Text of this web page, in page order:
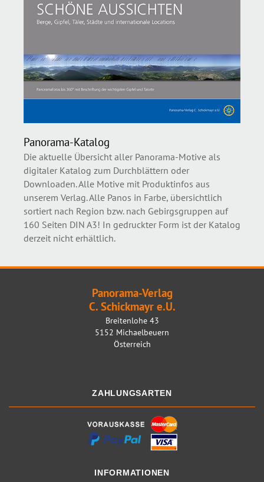
Panorama-Katalog
Die aktuelle Übersicht aller Panorama-Motive als
digitaler Katalog zum Durchblättern oder
Downloaden. Alle Motive mit Produktinfos aus
unserem Verlag. Alle Panos in Farbe, übersichtlich
sortiert nach Region bzw. nach Gebirgsgruppen auf
160 Seiten DIN A3! In gedruckter Form ist der Katalog
derzeit nicht erhältlich.
Panorama-Verlag
C. Schickmayr e.U.
Breitenlohe 43
5152 Michaelbeuern
Österreich
ZAHLUNGSARTEN
INFORMATIONEN